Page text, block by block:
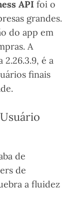
API foi o
grandes.
do app em
A
é a
finais
de
de
a fluidez